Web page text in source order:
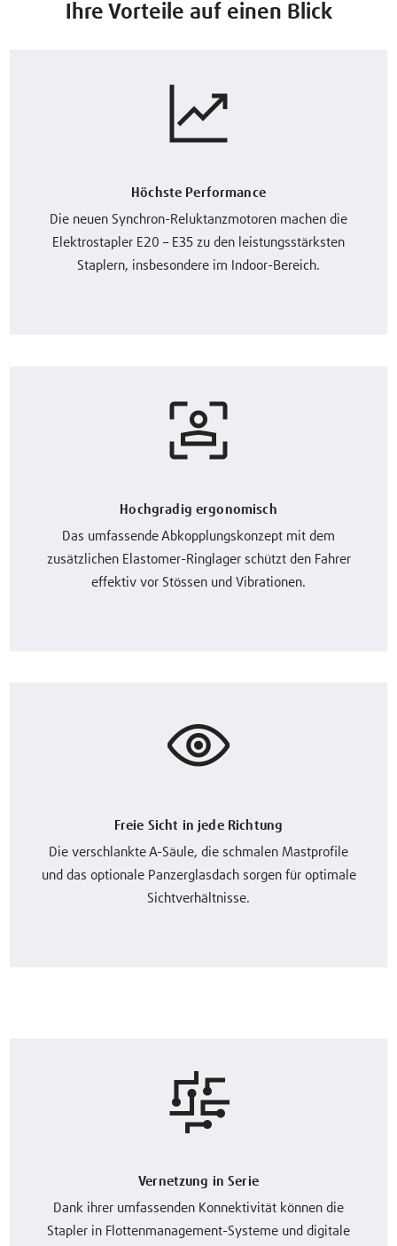
Ihre Vorteile auf einen Blick
Höchste Performance
Die neuen Synchron-Reluktanzmotoren machen die
Elektrostapler E20 – E35 zu den leistungsstärksten
Staplern, insbesondere im Indoor-Bereich.
Hochgradig ergonomisch
Das umfassende Abkopplungskonzept mit dem
zusätzlichen Elastomer-Ringlager schützt den Fahrer
effektiv vor Stössen und Vibrationen.
Freie Sicht in jede Richtung
Die verschlankte A-Säule, die schmalen Mastprofile
und das optionale Panzerglasdach sorgen für optimale
Sichtverhältnisse.
Vernetzung in Serie
Dank ihrer umfassenden Konnektivität können die
Stapler in Flottenmanagement-Systeme und digitale